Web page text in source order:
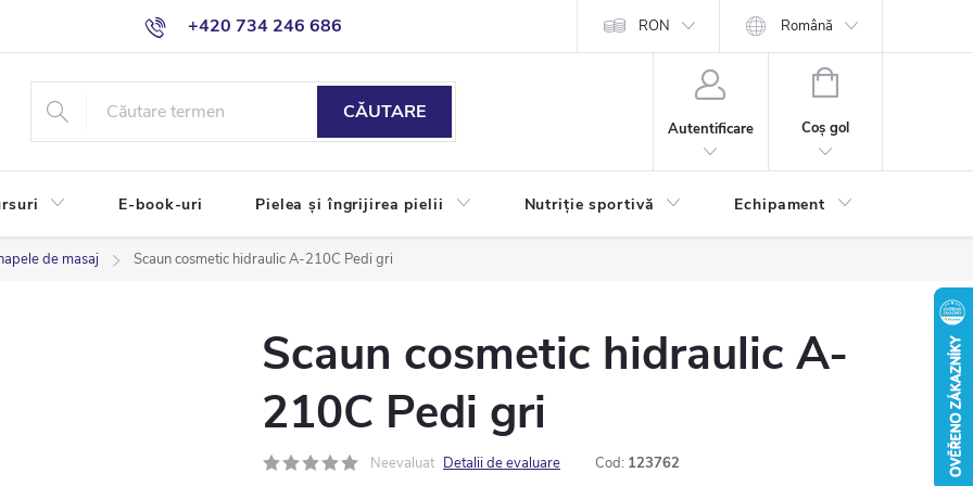
+420 734 246 686 RON Română
CĂUTARE
Autentificare
COŞ
CUMPĂRĂTURI
Coş gol
E-book-uri Pielea și îngrijirea pielii Nutriție sportivă Echipament
de masaj Scaun cosmetic hidraulic A-210C Pedi gri
Scaun cosmetic hidraulic A-
210C Pedi gri
Neevaluat Detalii de evaluare Cod: 123762